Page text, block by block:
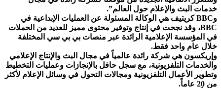
خدمات البث والإعلام حول العالم”.
وBBC كريتيف هي الوكالة المسئولة عن العمليات الإبداعية في
BBC، وقد نجحت في إنتاج وتوفير محتوى مميز للعديد من الحملات
في المؤسسة الإعلامية الرائدة عبر منصات بي بي سي المختلفة
خلال عام واحد فقط.
وإريكسون هي شركة رائدة عالمياً في مجال البث والإنتاج الإعلامي
والخدمات التلفزيونية، مع سجل حافل بالإنجازات وعمليات التخطيط
وتطوير الأعمال التلفزيونية ومجالات التحول في وسائل الإعلام لأكثر
من 20 عاماً.